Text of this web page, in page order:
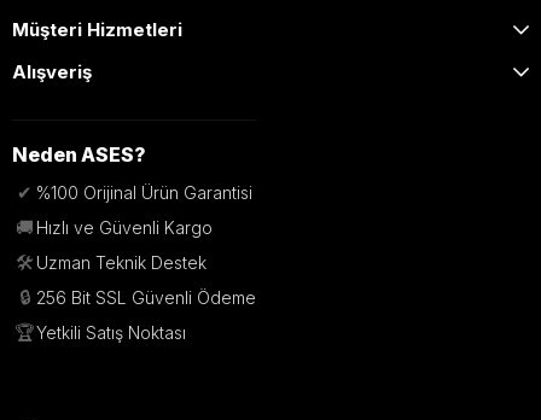
Müşteri Hizmetleri
Alışveriş
Neden ASES?
✔ %100 Orijinal Ürün Garantisi
🚚 Hızlı ve Güvenli Kargo
🛠️ Uzman Teknik Destek
🔒 256 Bit SSL Güvenli Ödeme
🏆Yetkili Satış Noktası